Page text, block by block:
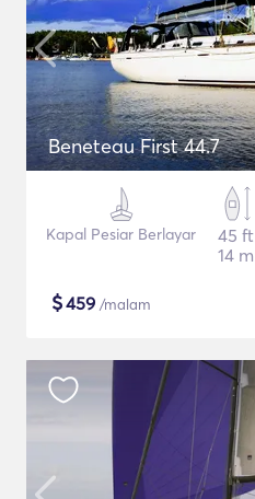
Beneteau First 44.7
Kapal Pesiar Berlayar
45 ft
14 m
$459 /malam